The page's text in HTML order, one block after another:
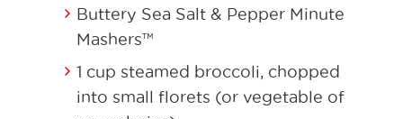
Buttery Sea Salt & Pepper Minute
Mashers™
1 cup steamed broccoli, chopped
into small florets (or vegetable of